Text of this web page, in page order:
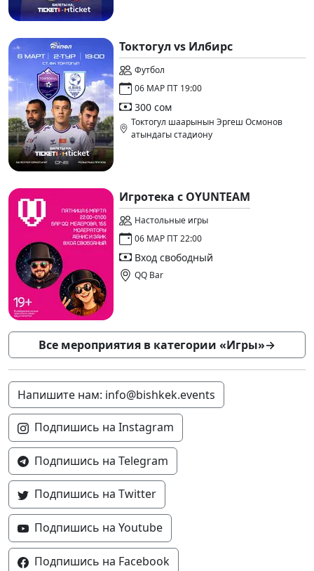
Токтогул vs Илбирс
Футбол
06 МАР ПТ 19:00
300 сом
Токтогул шаарынын Эргеш Осмонов
атындагы стадиону
Игротека с OYUNTEAM
Настольные игры
06 МАР ПТ 22:00
Вход свободный
QQ Bar
Все мероприятия в категории «Игры»→
Напишите нам: info@bishkek.events
Подпишись на Instagram
Подпишись на Telegram
Подпишись на Twitter
Подпишись на Youtube
Подпишись на Facebook